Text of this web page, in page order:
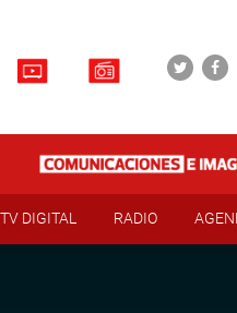
TV DIGITAL RADIO